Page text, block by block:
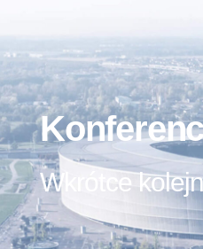
Wkrótce